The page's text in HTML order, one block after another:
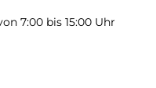
7:00 bis 15:00 Uhr